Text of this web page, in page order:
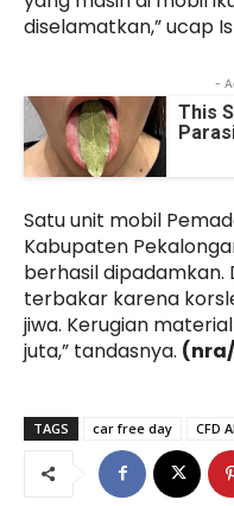
diselamatkan,” ucap
-
This
Satu unit mobil
Kabupaten
berhasil dipadamkan.
terbakar karena
jiwa. Kerugian
juta,” tandasnya.
TAGS car free day CFD